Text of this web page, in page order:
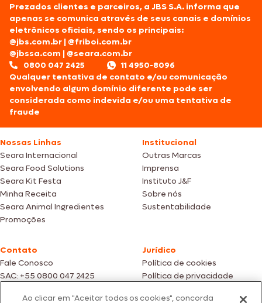
Prezados clientes e parceiros, a JBS S.A. informa que
apenas se comunica através de seus canais e domínios
eletrônicos oficiais, sendo os principais:
@jbs.com.br |@friboi.com.br
@jbssa.com |@seara.com.br
0800 047 2425
11 4950-8096
Qualquer tentativa de contato e/ou comunicação
envolvendo algum domínio diferente pode ser
considerada como indevida e/ou uma tentativa de
fraude
Nossas Linhas
Seara Internacional
Seara Food Solutions
Seara Kit Festa
Minha Receita
Seara Animal Ingredientes
Promoções
Institucional
Outras Marcas
Imprensa
Instituto J&F
Sobre nós
Sustentabilidade
Contato
Fale Conosco
SAC: +55 0800 047 2425
Jurídico
Política de cookies
Política de privacidade
Ao clicar em "Aceitar todos os cookies", concorda